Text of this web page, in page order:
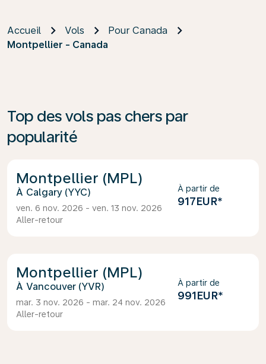
Accueil Vols
Pour Canada
Montpellier - Canada
Top des vols pas chers par
popularité
Montpellier (MPL)
Calgary (YYC)
ven. 6 nov. 2026 - ven. 13 nov. 2026
Aller-retour
À partir de
917EUR*
Montpellier (MPL)
Vancouver (YVR)
mar. 3 nov. 2026 - mar. 24 nov. 2026
Aller-retour
À partir de
991EUR*